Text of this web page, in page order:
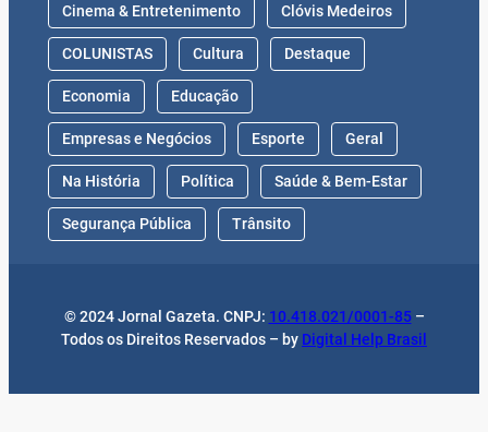
Cinema & Entretenimento Clóvis Medeiros
COLUNISTAS Cultura Destaque
Economia Educação
Empresas e Negócios Esporte Geral
Na História Política Saúde & Bem-Estar
Segurança Pública Trânsito
© 2024 Jornal Gazeta. CNPJ: 10.418.021/0001-85–
Todos os Direitos Reservados – by Digital Help Brasil